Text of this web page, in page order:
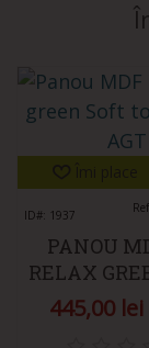
ID#: 1937
PANOU
RELAX
TOUCH
445,00 lei